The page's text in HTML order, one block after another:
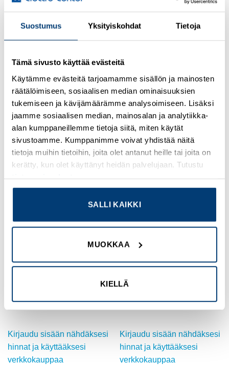
Suostumus Yksityiskohdat Tietoja
Tämä sivusto käyttää evästeitä
Käytämme evästeitä tarjoamamme sisällön ja mainosten
räätälöimiseen, sosiaalisen median ominaisuuksien
tukemiseen ja kävijämäärämme analysoimiseen. Lisäksi
jaamme sosiaalisen median, mainosalan ja analytiikka-
alan kumppaneillemme tietoja siitä, miten käytät
sivustoamme. Kumppanimme voivat yhdistää näitä
tietoja muihin tietoihin, joita olet antanut heille tai joita on
kerätty, kun olet käyttänyt heidän palvelujaan. Tutustu
SALLI KAIKKI
MUOKKAA
KIELLÄ
H01N2-D
Hitsauskaapelit 1×95
Tuotekoodi TO3101095
Kirjaudu sisään nähdäksesi
hinnat ja käyttääksesi
verkkokauppaa
Tuotekoodi
TO3003002MR100
Kirjaudu sisään nähdäksesi
hinnat ja käyttääksesi
verkkokauppaa
wishlist
Tuotekoodi TO3005016
Kirjaudu sisään nähdäksesi
hinnat ja käyttääksesi
verkkokauppaa
H07RN-F
Tuotekoodi TO3005002M
Kirjaudu sisään nähdäksesi
hinnat ja käyttääksesi
verkkokauppaa